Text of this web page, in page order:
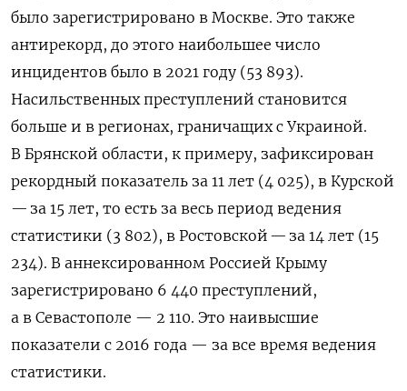
было зарегистрировано в Москве. Это также
антирекорд, до этого наибольшее число
инцидентов было в 2021 году (53 893).
Насильственных преступлений становится
больше и в регионах, граничащих с Украиной.
В Брянской области, к примеру, зафиксирован
рекордный показатель за 11 лет (4 025), в Курской
— за 15 лет, то есть за весь период ведения
статистики (3 802), в Ростовской — за 14 лет (15
234). В аннексированном Россией Крыму
зарегистрировано 6 440 преступлений,
а в Севастополе — 2 110. Это наивысшие
показатели с 2016 года — за все время ведения
статистики.